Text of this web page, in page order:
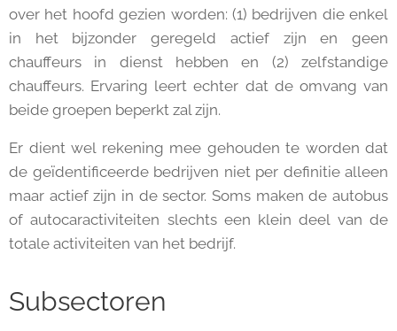
over het hoofd gezien worden: (1) bedrijven die enkel
in het bijzonder geregeld actief zijn en geen
chauffeurs in dienst hebben en (2) zelfstandige
chauffeurs. Ervaring leert echter dat de omvang van
beide groepen beperkt zal zijn.
Er dient wel rekening mee gehouden te worden dat
de geïdentificeerde bedrijven niet per definitie alleen
maar actief zijn in de sector. Soms maken de autobus
of autocaractiviteiten slechts een klein deel van de
totale activiteiten van het bedrijf.
Subsectoren